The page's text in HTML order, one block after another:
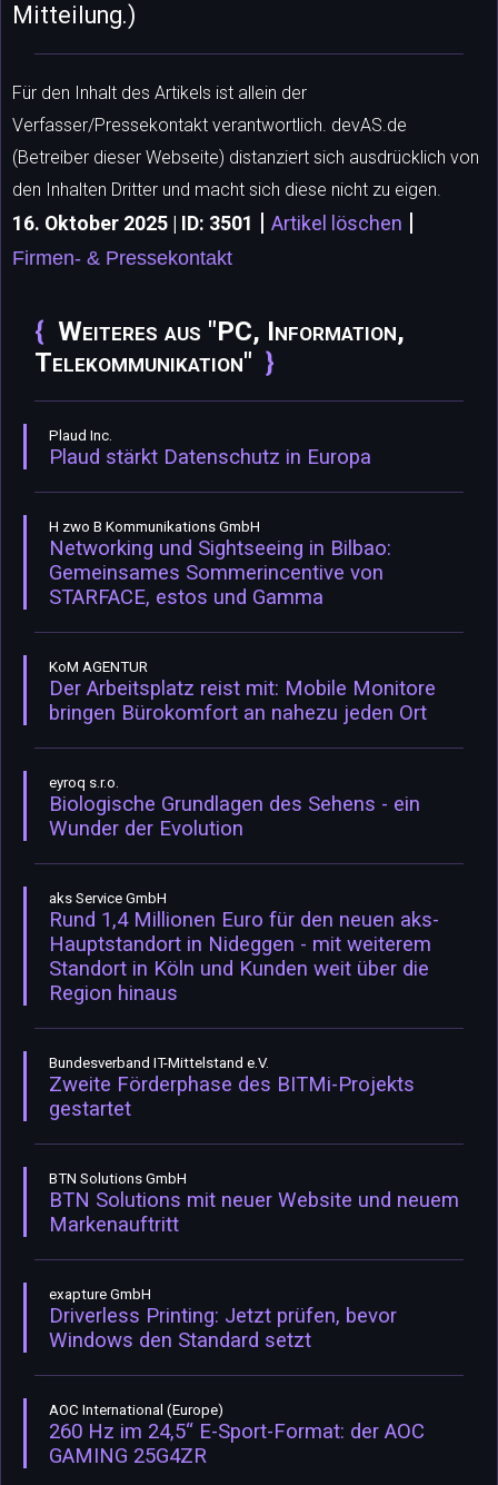
Mitteilung.)
Für den Inhalt des Artikels ist allein der
Verfasser/Pressekontakt verantwortlich. devAS.de
(Betreiber dieser Webseite) distanziert sich ausdrücklich von
den Inhalten Dritter und macht sich diese nicht zu eigen.
16. Oktober 2025 | ID: 3501 | Artikel löschen |
Firmen- & Pressekontakt
Weiteres aus "PC, Information,
Telekommunikation"
Plaud Inc.
Plaud stärkt Datenschutz in Europa
H zwo B Kommunikations GmbH
Networking und Sightseeing in Bilbao:
Gemeinsames Sommerincentive von
STARFACE, estos und Gamma
KoM AGENTUR
Der Arbeitsplatz reist mit: Mobile Monitore
bringen Bürokomfort an nahezu jeden Ort
eyroq s.r.o.
Biologische Grundlagen des Sehens - ein
Wunder der Evolution
aks Service GmbH
Rund 1,4 Millionen Euro für den neuen aks-
Hauptstandort in Nideggen - mit weiterem
Standort in Köln und Kunden weit über die
Region hinaus
Bundesverband IT-Mittelstand e.V.
Zweite Förderphase des BITMi-Projekts
gestartet
BTN Solutions GmbH
BTN Solutions mit neuer Website und neuem
Markenauftritt
exapture GmbH
Driverless Printing: Jetzt prüfen, bevor
Windows den Standard setzt
AOC International (Europe)
260 Hz im 24,5“ E-Sport-Format: der AOC
GAMING 25G4ZR